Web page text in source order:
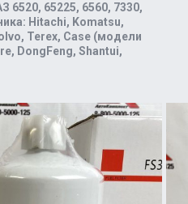
6520, 65225, 6560, 7330,
Hitachi, Komatsu,
Terex, Case (модели
DongFeng, Shantui,